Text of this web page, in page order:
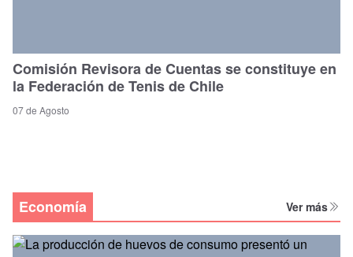
Comisión Revisora de Cuentas se constituye en
la Federación de Tenis de Chile
07 de Agosto
Economía Ver más